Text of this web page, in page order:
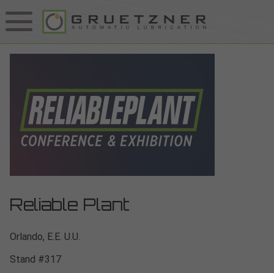
Reliable Plant
Orlando, E.E. U.U.
Stand #317